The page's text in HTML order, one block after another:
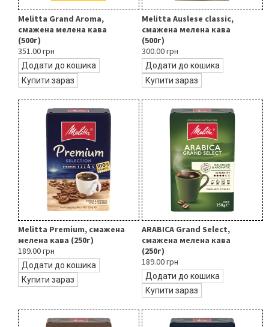
Melitta Grand Aroma,
смажена мелена кава
(500г)
351.00 грн
Додати до кошика
Купити зараз
Melitta Auslese classic,
смажена мелена кава
(500г)
300.00 грн
Додати до кошика
Купити зараз
Melitta Premium, смажена
мелена кава (250г)
189.00 грн
Додати до кошика
Купити зараз
ARABICA Grand Select,
смажена мелена кава
(250г)
189.00 грн
Додати до кошика
Купити зараз